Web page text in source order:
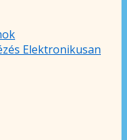
Elektronikusan